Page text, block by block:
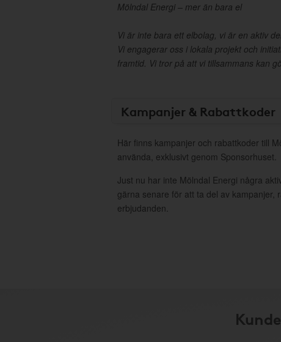
Mölndal Energi – mer än bara el
Vi är inte bara ett elbolag, vi är en aktiv
Vi engagerar oss i lokala projekt och
framtid. Vi tror på att vi tillsammans kan
Kampanjer & Rabattkoder
Här finns kampanjer och rabattkoder till
använda, exklusivt genom Sponsorhuset.
Just nu har inte Mölndal Energi några
gärna senare för att ta del av kampanjer,
erbjudanden.